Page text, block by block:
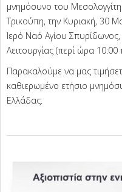
μνημόσυνο του
Τρικούπη, την Κυριακή, 30
Ιερό Ναό Αγίου
Λειτουργίας (περί ώρα 10:00
Παρακαλούμε να μας
καθιερωμένο ετήσιο
Ελλάδας.